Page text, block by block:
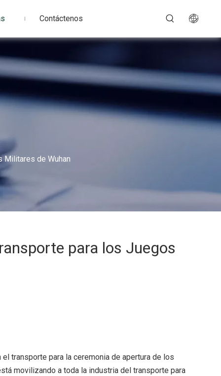
Contáctenos
Militares de Wuhan
para los Juegos
transporte para la ceremonia de apertura de los
movilizando a toda la industria del transporte para